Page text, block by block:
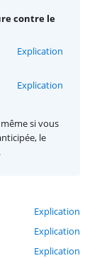
Explication
Explication
Explication
contre le
Explication
Explication
si vous
le